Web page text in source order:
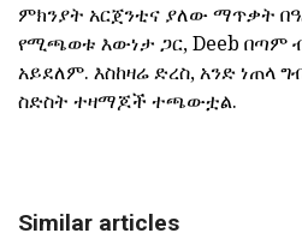
ምክንያት አርጀንቲና ያለው ማጥቃት
የሚጫወቱ እውነታ ጋር, Deeb
አይደለም. እስከዛሬ ድረስ, አንድ ነጠላ
ስድስት ተዛማጆች ተጫውቷል.
Similar articles